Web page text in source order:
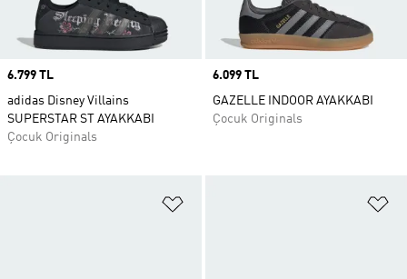
Price
6.799 TL
adidas Disney Villains
SUPERSTAR ST AYAKKABI
Çocuk Originals
Price
6.099 TL
GAZELLE INDOOR AYAKKABI
Çocuk Originals